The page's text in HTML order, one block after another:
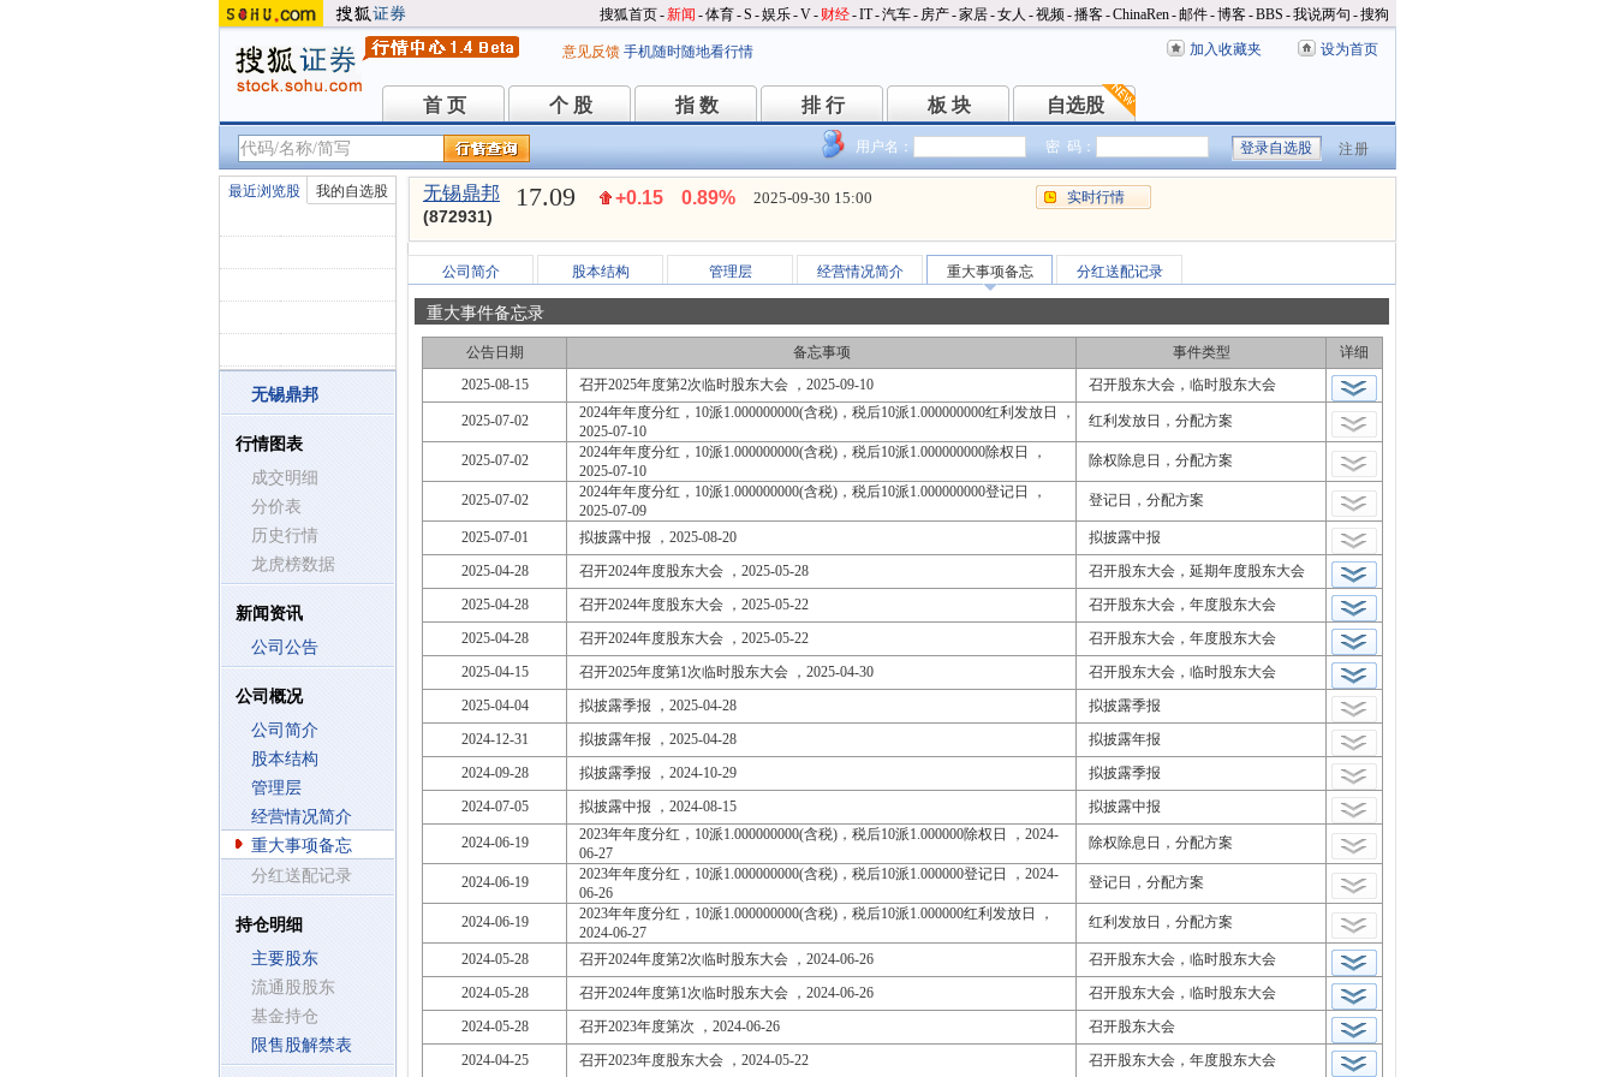
搜狐首页-新闻 -体育-S -娱乐-V- 财经-IT-汽车- 房产-家居-女人 -视频-播客-ChinaRen-邮件-博客-BBS -我说两句 -搜狗
意见反馈 手机随时随地看行情 加入收藏夹 设为首页
首 页
首 页 个 股
个 股 指 数
指 数 排 行
排 行 板 块
板 块 自选股
自选股
用户名： 密 码： 注册
最近浏览股 我的自选股
无锡鼎邦
行情图表
成交明细
分价表
历史行情
龙虎榜数据
新闻资讯
公司公告
公司概况
公司简介
股本结构
管理层
经营情况简介
重大事项备忘
分红送配记录
持仓明细
主要股东
流通股股东
基金持仓
限售股解禁表
无锡鼎邦
(872931)
17.09 +0.15 0.89% 2025-09-30 15:00 实时行情
公司简介 股本结构 管理层 经营情况简介 重大事项备忘 分红送配记录
重大事件备忘录
公告日期 备忘事项 事件类型
详细
2025-08-15
召开2025年度第2次临时股东大会 ，2025-09-10 召开股东大会，临时股东大会
2025-07-02
2024年年度分红，10派1.000000000(含税)，税后10派1.000000000红利发放日 ，
2025-07-10
红利发放日，分配方案
2025-07-02
2024年年度分红，10派1.000000000(含税)，税后10派1.000000000除权日 ，
2025-07-10
除权除息日，分配方案
2025-07-02
2024年年度分红，10派1.000000000(含税)，税后10派1.000000000登记日 ，
2025-07-09
登记日，分配方案
2025-07-01 拟披露中报 ，2025-08-20
拟披露中报
2025-04-28
召开2024年度股东大会 ，2025-05-28
召开股东大会，延期年度股东大会
2025-04-28
召开2024年度股东大会 ，2025-05-22
召开股东大会，年度股东大会
2025-04-28
召开2024年度股东大会 ，2025-05-22
召开股东大会，年度股东大会
2025-04-15
召开2025年度第1次临时股东大会 ，2025-04-30
召开股东大会，临时股东大会
2025-04-04
拟披露季报 ，2025-04-28
拟披露季报
2024-12-31
拟披露年报 ，2025-04-28
拟披露年报
2024-09-28
拟披露季报 ，2024-10-29
拟披露季报
2024-07-05
拟披露中报 ，2024-08-15 拟披露中报
2024-06-19
2023年年度分红，10派1.000000000(含税)，税后10派1.000000除权日 ，2024-
06-27
除权除息日，分配方案
2024-06-19
2023年年度分红，10派1.000000000(含税)，税后10派1.000000登记日 ，2024-
06-26
登记日，分配方案
2024-06-19
2023年年度分红，10派1.000000000(含税)，税后10派1.000000红利发放日 ，
2024-06-27
红利发放日，分配方案
2024-05-28 召开2024年度第2次临时股东大会 ，2024-06-26
召开股东大会，临时股东大会
2024-05-28
召开2024年度第1次临时股东大会 ，2024-06-26
召开股东大会，临时股东大会
2024-05-28
召开2023年度第次 ，2024-06-26
召开股东大会
2024-04-25
召开2023年度股东大会 ，2024-05-22 召开股东大会，年度股东大会